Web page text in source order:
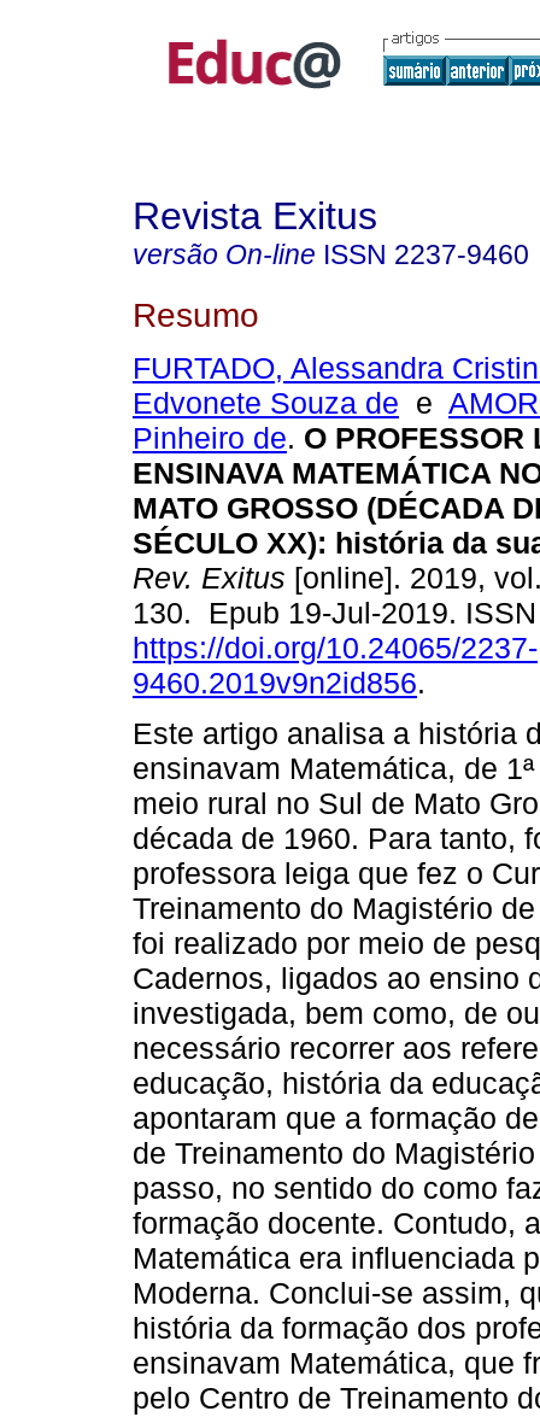
Revista Exitus
versão On-line ISSN 2237-9460
Resumo
FURTADO, Alessandra
Edvonete Souza de e
Pinheiro de. O PROFESSOR
ENSINAVA MATEMÁTICA
MATO GROSSO (DÉCADA
SÉCULO XX): história da
Rev. Exitus [online]. 2019,
130. Epub 19-Jul-2019.
https://doi.org/10.24065/2237-
9460.2019v9n2id856.
Este artigo analisa a história
ensinavam Matemática, de
meio rural no Sul de Mato
década de 1960. Para tanto,
professora leiga que fez o
Treinamento do Magistério
foi realizado por meio de
Cadernos, ligados ao ensino
investigada, bem como, de
necessário recorrer aos
educação, história da
apontaram que a formação
de Treinamento do
passo, no sentido do como
formação docente. Contudo,
Matemática era influenciada
Moderna. Conclui-se assim,
história da formação dos
ensinavam Matemática, que
pelo Centro de Treinamento